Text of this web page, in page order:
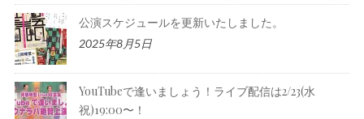
公演スケジュールを更新いたしました。
2025年8月5日
YouTubeで逢いましょう！ライブ配信は2/23(水
祝)19:00〜！